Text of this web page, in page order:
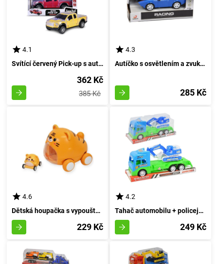
4.1
Svítící červený Pick-up s automatickým ovládáním
362 Kč
385 Kč
4.3
Autíčko s osvětlením a zvukem 16 cm - rudé
285 Kč
4.6
Dětská houpačka s vypouštěcím mechanismem INSPIROVANÁ MONTESSORI tkaninou
229 Kč
4.2
Tahač automobilu + policejní rypadlo
249 Kč